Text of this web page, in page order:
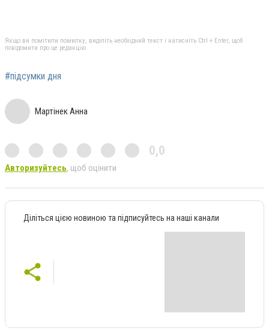
Якщо ви помітили помилку, виділіть необхідний текст і натисніть Ctrl + Enter, щоб
повідомити про це редакцію
#підсумки дня
Мартінек Анна
0,0
Авторизуйтесь, щоб оцінити
Діліться цією новиною та підписуйтесь на наші канали